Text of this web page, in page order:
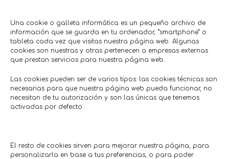
Una cookie o galleta informática es un pequeño archivo de
información que se guarda en tu ordenador, “smartphone” o
tableta cada vez que visitas nuestra página web. Algunas
cookies son nuestras y otras pertenecen a empresas externas
que prestan servicios para nuestra página web.
Las cookies pueden ser de varios tipos: las cookies técnicas son
necesarias para que nuestra página web pueda funcionar, no
necesitan de tu autorización y son las únicas que tenemos
activadas por defecto.
El resto de cookies sirven para mejorar nuestra página, para
personalizarla en base a tus preferencias, o para poder
Comercios en actívaTe